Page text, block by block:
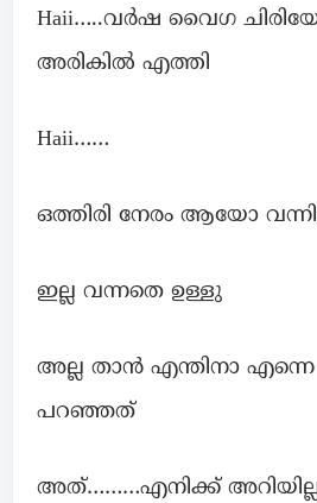
Haii…..വർഷ വൈഗ
അരികിൽ എത്തി
Haii……
ഒത്തിരി നേരം ആയോ
ഇല്ല വന്നതെ ഉള്ളു
അല്ല താൻ എന്തിനാ
പറഞ്ഞത്
അത്………എനിക്ക്